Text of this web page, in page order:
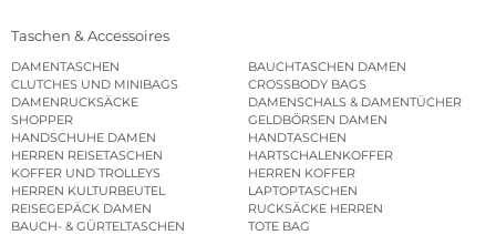
Taschen & Accessoires
DAMENTASCHEN
BAUCHTASCHEN DAMEN
CLUTCHES UND MINIBAGS
CROSSBODY BAGS
DAMENRUCKSÄCKE
DAMENSCHALS & DAMENTÜCHER
SHOPPER
GELDBÖRSEN DAMEN
HANDSCHUHE DAMEN
HANDTASCHEN
HERREN REISETASCHEN
HARTSCHALENKOFFER
KOFFER UND TROLLEYS
HERREN KOFFER
HERREN KULTURBEUTEL
LAPTOPTASCHEN
REISEGEPÄCK DAMEN
RUCKSÄCKE HERREN
BAUCH- & GÜRTELTASCHEN
TOTE BAG